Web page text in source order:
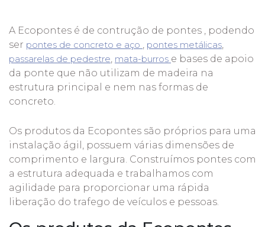
A Ecopontes é de contrução de pontes , podendo
ser pontes de concreto e aço , pontes metálicas,
passarelas de pedestre, mata-burros e bases de apoio
da ponte que não utilizam de madeira na
estrutura principal e nem nas formas de
concreto.
Os produtos da Ecopontes são próprios para uma
instalação ágil, possuem várias dimensões de
comprimento e largura. Construímos pontes com
a estrutura adequada e trabalhamos com
agilidade para proporcionar uma rápida
liberação do trafego de veículos e pessoas.